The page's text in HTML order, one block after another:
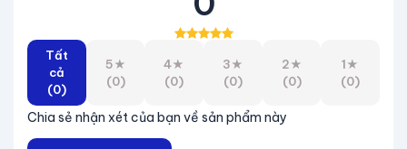
Ngoài ra, khách hàng nên chọn size theo số đo.
Tất
cả
(0)
5★
(0)
4★
(0)
3★
(0)
2★
(0)
1★
(0)
Chia sẻ nhận xét của bạn về sản phẩm này